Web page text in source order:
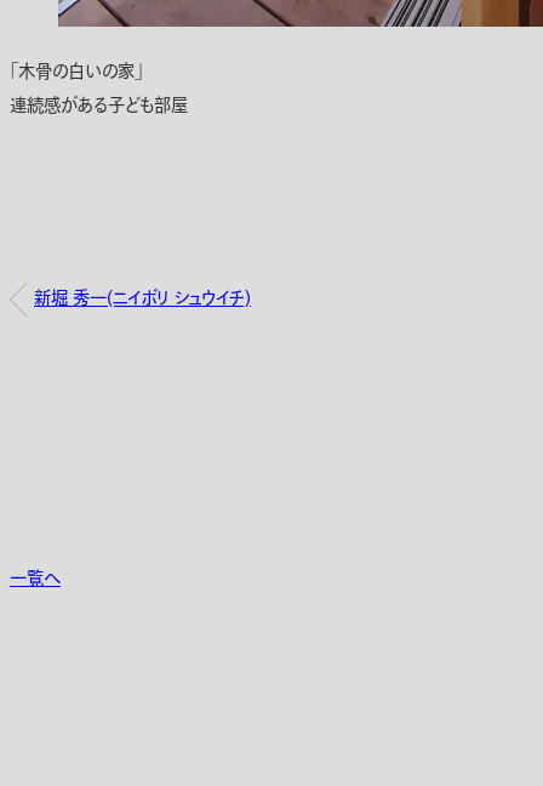
「木骨の白いの家」
連続感がある子ども部屋
新堀 秀一(ニイボリ シュウイチ)
一覧へ